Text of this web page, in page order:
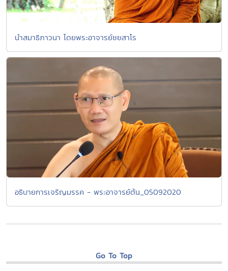
นำสมาธิภาวนา โดยพระอาจารย์ชยสาโร
อธิบายการเจริญมรรค - พระอาจารย์ต้น_05092020
Go To Top